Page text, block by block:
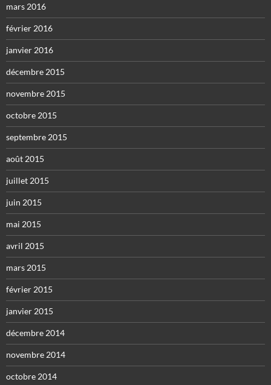
mars 2016
février 2016
janvier 2016
décembre 2015
novembre 2015
octobre 2015
septembre 2015
août 2015
juillet 2015
juin 2015
mai 2015
avril 2015
mars 2015
février 2015
janvier 2015
décembre 2014
novembre 2014
octobre 2014